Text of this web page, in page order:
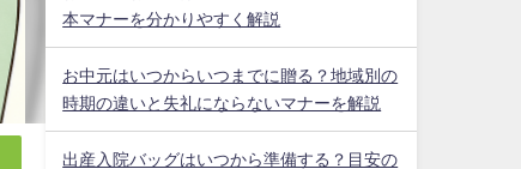
本マナーを分かりやすく解説
お中元はいつからいつまでに贈る？地域別の
時期の違いと失礼にならないマナーを解説
出産入院バッグはいつから準備する？目安の